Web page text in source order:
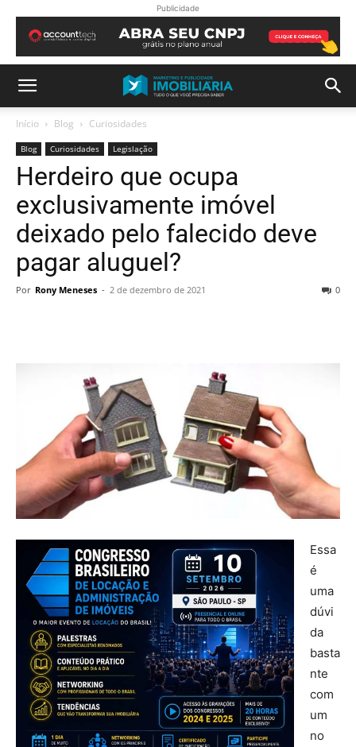
Publicidade
Início Blog Curiosidades
Blog Curiosidades Legislação
Herdeiro que ocupa
exclusivamente imóvel
deixado pelo falecido deve
pagar aluguel?
Por Rony Meneses - 2 de dezembro de 2021 0
Essa
é
uma
dúvi
da
basta
nte
com
um
no